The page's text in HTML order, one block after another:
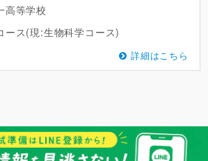
高等学校
ース(現:生物科学コース)
詳細はこちら